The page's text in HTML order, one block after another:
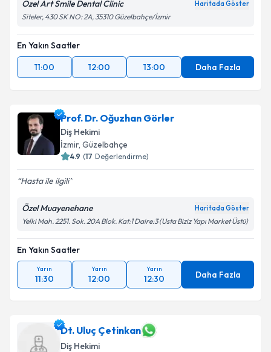
Özel Art Smile Dental Clinic Haritada Göster
Siteler, 430 SK NO: 2A, 35310 Güzelbahçe/İzmir
En Yakın Saatler
11:00
12:00 13:00 Daha Fazla
Prof. Dr. Oğuzhan Görler
Diş Hekimi
İzmir, Güzelbahçe
4.9 (17 Değerlendirme)
Hasta ile ilgili
Özel Muayenehane Haritada Göster
Yelki Mah. 2251. Sok. 20A Blok. Kat:1 Daire:3 (Usta Biziz Yapı Market Üstü)
En Yakın Saatler
Yarın
11:30
Yarın
12:00
Yarın
12:30 Daha Fazla
Dt. Uluç Çetinkan
Diş Hekimi